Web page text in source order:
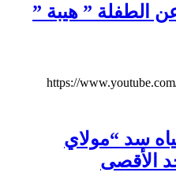
الطفلة ” هيبة ”
https://
سد “مولاي
الأقصى